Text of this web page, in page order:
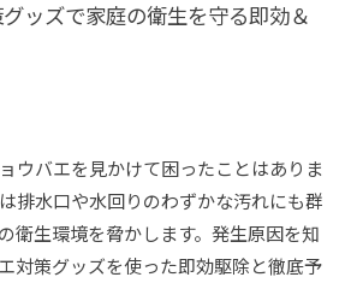
ッズで家庭の衛生を守る即効＆
ウバエを見かけて困ったことはありま
排水口や水回りのわずかな汚れにも群
衛生環境を脅かします。発生原因を知
対策グッズを使った即効駆除と徹底予